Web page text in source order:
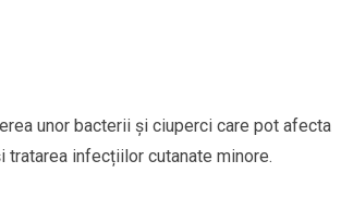
unor bacterii și ciuperci care pot afecta
infecțiilor cutanate minore.